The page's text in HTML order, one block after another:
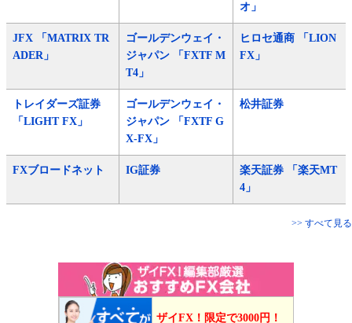
オ」
JFX 「MATRIX TR
ADER」
ゴールデンウェイ・
ジャパン 「FXTF M
T4」
ヒロセ通商 「LION
FX」
トレイダーズ証券
「LIGHT FX」
ゴールデンウェイ・
ジャパン 「FXTF G
X-FX」
松井証券
FXブロードネット IG証券
楽天証券 「楽天MT
4」
>> すべて見る
ザイFX！限定で3000円！